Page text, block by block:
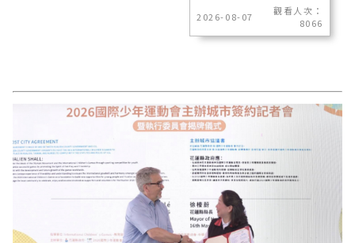
2026-08-07
觀看人次：
8066